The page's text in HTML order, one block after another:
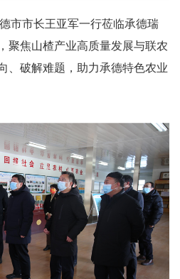
市市长王亚军一行莅临承德瑞
聚焦山楂产业高质量发展与联农
、破解难题，助力承德特色农业